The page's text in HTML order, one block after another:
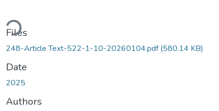
Loading...
Files
248-Article Text-522-1-10-20260104.pdf(580.14 KB)
Date
2025
Authors